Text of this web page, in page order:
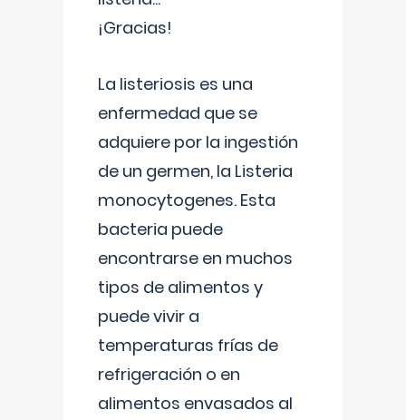
¡Gracias!
La listeriosis es una
enfermedad que se
adquiere por la ingestión
de un germen, la Listeria
monocytogenes. Esta
bacteria puede
encontrarse en muchos
tipos de alimentos y
puede vivir a
temperaturas frías de
refrigeración o en
alimentos envasados al